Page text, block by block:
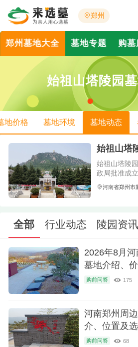
郑州
郑州墓地大全 墓地专题 购
始祖山塔陵园
地价格 墓地环境 墓地动态
始祖山塔
始祖山塔陵
政局批准成
电话市民可
公墓地址位
河南省郑州市
全部 行业动态 陵园资讯
2026年8月
墓地介绍、
购前问答 175
河南郑州周
介、位置及
购前问答 68